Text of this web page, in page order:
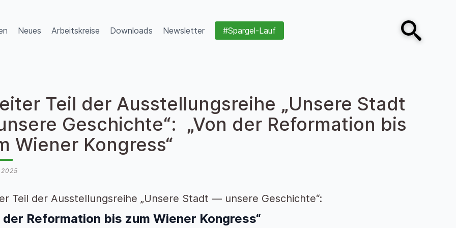
Neues Arbeitskreise Downloads Newsletter #Spargel-Lauf
Open search
Teil der Ausstellungsreihe „Unsere Stadt
Geschichte“: „Von der Reformation bis
Wiener Kongress“
Teil der Ausstellungsreihe „Unsere Stadt — unsere Geschichte“:
der Reformation bis zum Wiener Kongress“